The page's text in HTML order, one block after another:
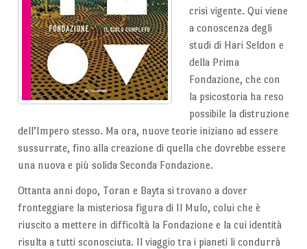
crisi vigente. Qui viene
a conoscenza degli
studi di Hari Seldon e
della Prima
Fondazione, che con
la psicostoria ha reso
possibile la distruzione
dell’Impero stesso. Ma ora, nuove teorie iniziano ad essere
sussurrate, fino alla creazione di quella che dovrebbe essere
una nuova e più solida Seconda Fondazione.
Ottanta anni dopo, Toran e Bayta si trovano a dover
fronteggiare la misteriosa figura di Il Mulo, colui che è
riuscito a mettere in difficoltà la Fondazione e la cui identità
risulta a tutti sconosciuta. Il viaggio tra i pianeti li condurrà